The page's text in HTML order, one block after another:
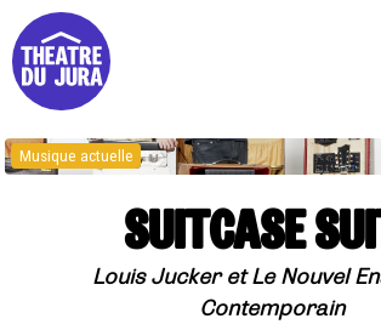
Presse
Dépôts de dossiers
Musique actuelle
SUITCASE
Louis Jucker et Le Nouvel
Contemporain